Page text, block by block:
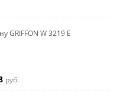
GRIFFON W 3219 E
руб.